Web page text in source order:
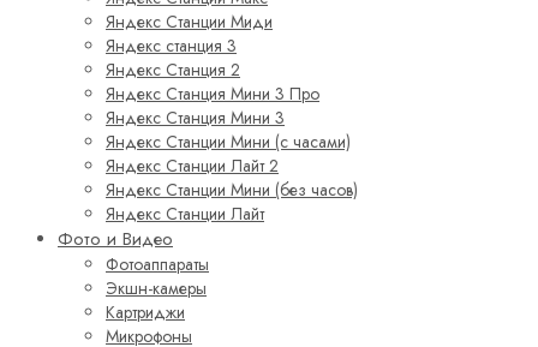
Яндекс Станции Миди
Яндекс станция 3
Яндекс Станция 2
Яндекс Станция Мини 3 Про
Яндекс Станция Мини 3
Яндекс Станции Мини (с часами)
Яндекс Станции Лайт 2
Яндекс Станции Мини (без часов)
Яндекс Станции Лайт
Фото и Видео
Фотоаппараты
Экшн-камеры
Картриджи
Микрофоны